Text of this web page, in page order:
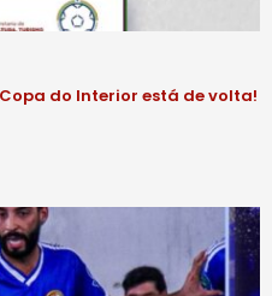
do Interior está de volta!